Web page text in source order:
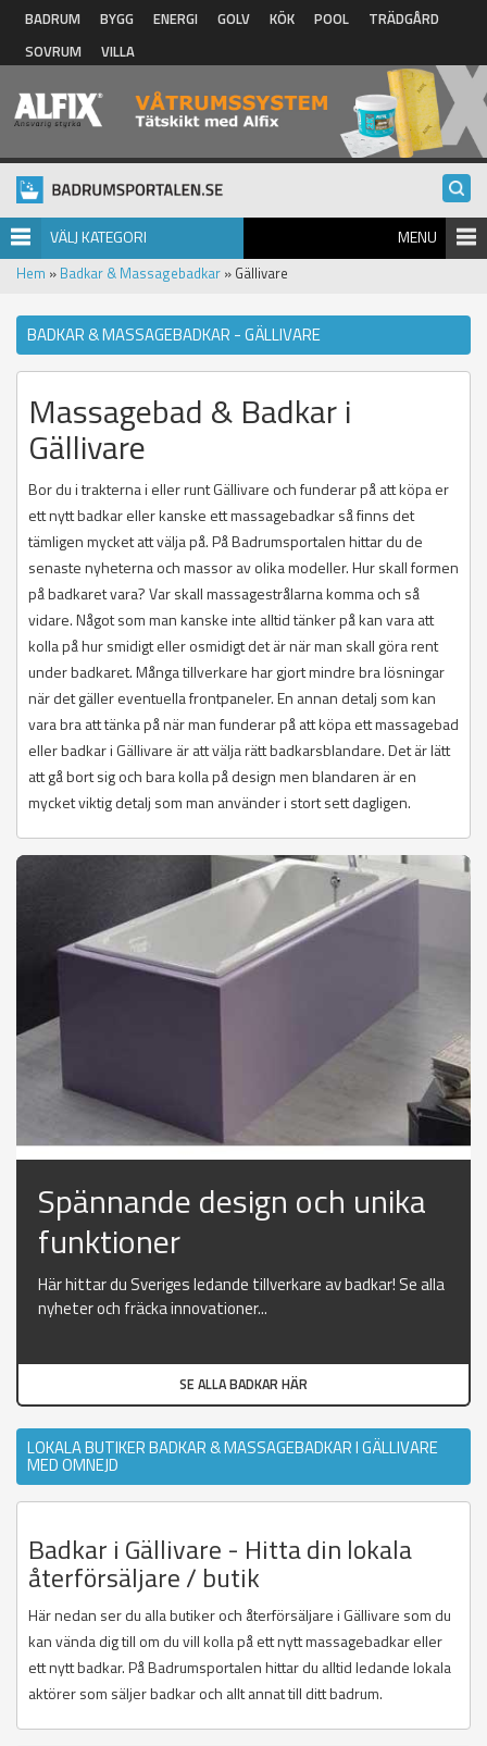
Hoppa till huvudinnehåll
BADRUM BYGG ENERGI GOLV KÖK POOL
TRÄDGÅRD
SOVRUM
VILLA
VÄLJ KATEGORI MENU
Hem » Badkar & Massagebadkar » Gällivare
BADKAR & MASSAGEBADKAR - GÄLLIVARE
Massagebad & Badkar i
Gällivare
Bor du i trakterna i eller runt Gällivare och funderar på att köpa er
ett nytt badkar eller kanske ett massagebadkar så finns det
tämligen mycket att välja på. På Badrumsportalen hittar du de
senaste nyheterna och massor av olika modeller. Hur skall formen
på badkaret vara? Var skall massagestrålarna komma och så
vidare. Något som man kanske inte alltid tänker på kan vara att
kolla på hur smidigt eller osmidigt det är när man skall göra rent
under badkaret. Många tillverkare har gjort mindre bra lösningar
när det gäller eventuella frontpaneler. En annan detalj som kan
vara bra att tänka på när man funderar på att köpa ett massagebad
eller badkar i Gällivare är att välja rätt badkarsblandare. Det är lätt
att gå bort sig och bara kolla på design men blandaren är en
mycket viktig detalj som man använder i stort sett dagligen.
Spännande design och unika
funktioner
Här hittar du Sveriges ledande tillverkare av badkar! Se alla
nyheter och fräcka innovationer...
SE ALLA BADKAR HÄR
LOKALA BUTIKER BADKAR & MASSAGEBADKAR I GÄLLIVARE
MED OMNEJD
Badkar i Gällivare - Hitta din lokala
återförsäljare / butik
Här nedan ser du alla butiker och återförsäljare i Gällivare som du
kan vända dig till om du vill kolla på ett nytt massagebadkar eller
ett nytt badkar. På Badrumsportalen hittar du alltid ledande lokala
aktörer som säljer badkar och allt annat till ditt badrum.